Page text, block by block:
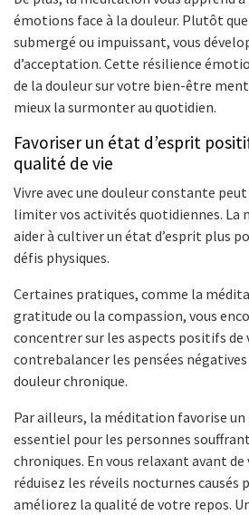
émotions face à la douleur. Plutôt
submergé ou impuissant, vous
d’acceptation. Cette résilience
de la douleur sur votre bien-être
mieux la surmonter au quotidien.
Favoriser un état d’esprit
qualité de vie
Vivre avec une douleur constante
limiter vos activités quotidiennes. La
aider à cultiver un état d’esprit plus
défis physiques.
Certaines pratiques, comme la
gratitude ou la compassion, vous
concentrer sur les aspects positifs de
contrebalancer les pensées
douleur chronique.
Par ailleurs, la méditation favorise
essentiel pour les personnes
chroniques. En vous relaxant avant de
réduisez les réveils nocturnes causés
améliorez la qualité de votre repos.